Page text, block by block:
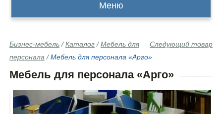
Меню
Следующий товар
Бизнес-мебель /Каталог /Мебель для
персонала /Мебель для персонала «Арго»
Мебель для персонала «Арго»